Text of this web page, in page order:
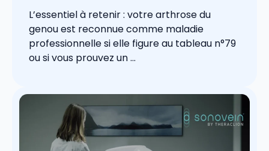
L’essentiel à retenir : votre arthrose du
genou est reconnue comme maladie
professionnelle si elle figure au tableau n°79
ou si vous prouvez un ...